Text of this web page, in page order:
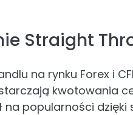
Straight
na rynku Forex i
kwotowania
na popularności